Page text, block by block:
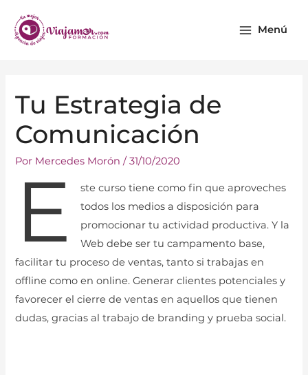
contenido
Menu
Menú
Tu Estrategia de
Comunicación
Por Mercedes Morón/31/10/2020
E
ste curso tiene como fin que aproveches
todos los medios a disposición para
promocionar tu actividad productiva. Y la
Web debe ser tu campamento base,
facilitar tu proceso de ventas, tanto si trabajas en
offline como en online. Generar clientes potenciales y
favorecer el cierre de ventas en aquellos que tienen
dudas, gracias al trabajo de branding y prueba social.
de